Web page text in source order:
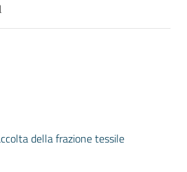
della frazione tessile